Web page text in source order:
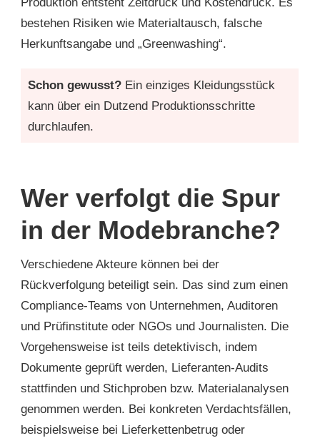
bestehen Risiken wie Materialtausch, falsche
Herkunftsangabe und „Greenwashing“.
Schon gewusst? Ein einziges Kleidungsstück
kann über ein Dutzend Produktionsschritte
durchlaufen.
Wer verfolgt die Spur
in der Modebranche?
Verschiedene Akteure können bei der
Rückverfolgung beteiligt sein. Das sind zum einen
Compliance-Teams von Unternehmen, Auditoren
und Prüfinstitute oder NGOs und Journalisten. Die
Vorgehensweise ist teils detektivisch, indem
Dokumente geprüft werden, Lieferanten-Audits
stattfinden und Stichproben bzw. Materialanalysen
genommen werden. Bei konkreten Verdachtsfällen,
beispielsweise bei Lieferkettenbetrug oder